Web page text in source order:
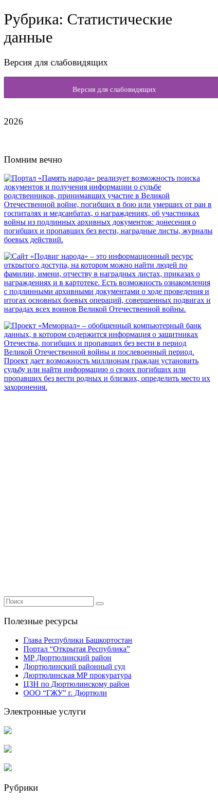
Рубрика: Статистические
данные
Версия для слабовидящих
Версия для слабовидящих
2026
Помним вечно
Полезные ресурсы
Глава Республики Башкортостан
Портал “Открытая Республика”
МР Дюртюлинский район
Дюртюлинский районный суд
Дюртюлинская МР прокуратура
ЦЗН по Дюртюлинскому район
ООО “ГЖУ” г. Дюртюли
Электронные услуги
Рубрики